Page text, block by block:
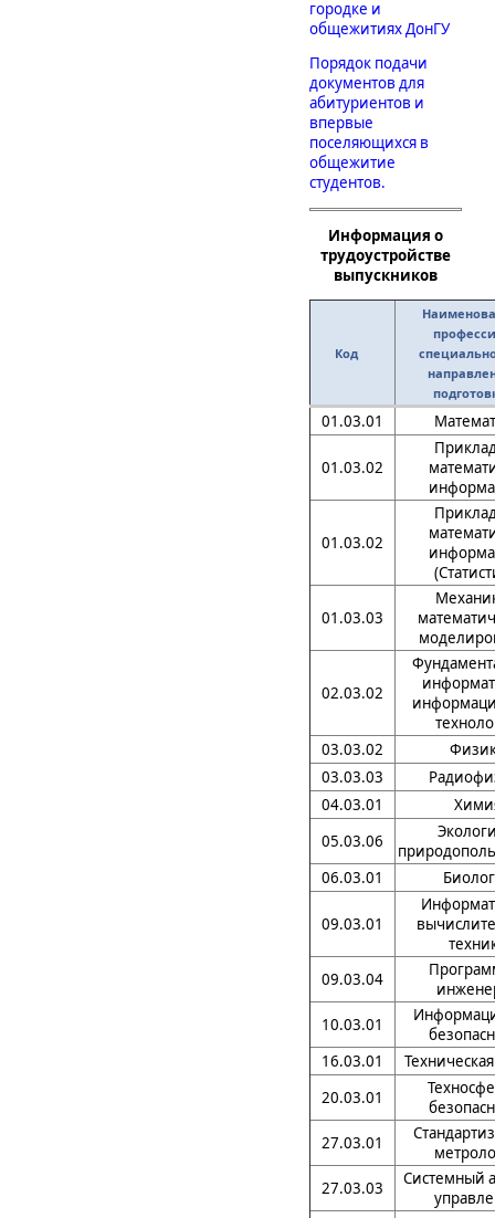
городке и
общежитиях ДонГУ
Порядок подачи
документов для
абитуриентов и
впервые
поселяющихся в
общежитие
студентов.
Информация о
трудоустройстве
выпускников
Код
01.03.01
01.03.02
01.03.02
01.03.03
02.03.02
03.03.02
03.03.03
04.03.01
05.03.06
06.03.01
09.03.01
09.03.04
10.03.01
16.03.01
20.03.01
27.03.01
27.03.03
Системный